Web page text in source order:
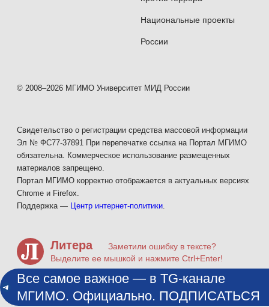
Национальные проекты
России
© 2008–2026 МГИМО Университет МИД России
Свидетельство о регистрации средства массовой информации
Эл № ФС77-37891 При перепечатке ссылка на Портал МГИМО
обязательна. Коммерческое использование размещенных
материалов запрещено.
Портал МГИМО корректно отображается в актуальных версиях
Chrome и Firefox.
Поддержка — Центр интернет-политики.
Литера
Заметили ошибку в тексте?
Выделите ее мышкой и нажмите Ctrl+Enter!
Все самое важное — в TG-канале
МГИМО. Официально. ПОДПИСАТЬСЯ